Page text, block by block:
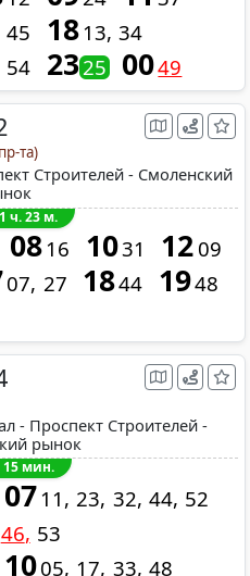
45 18 13 34
54 2325 0049
та)
Строителей - Смоленский
ч. 23 м.
08 16 1031 12 09
07 27 1844 1948
- Проспект Строителей -
рынок
15 мин.
07 11 23 32 44 52
46 53
1005 17 33 48